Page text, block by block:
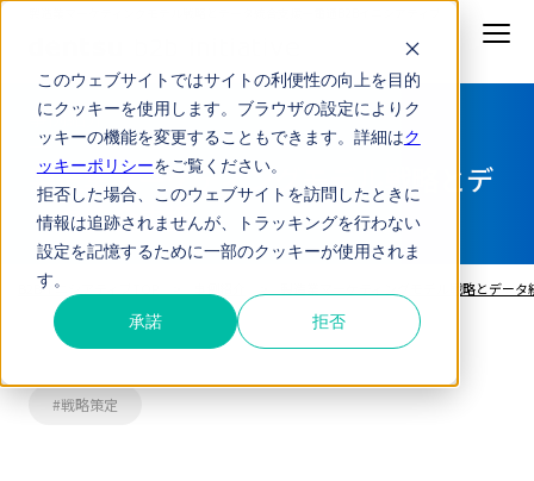
このウェブサイトではサイトの利便性の向上を目的
にクッキーを使用します。ブラウザの設定によりク
ッキーの機能を変更することもできます。詳細はク
ッキーポリシーをご覧ください。
拒否した場合、このウェブサイトを訪問したときに
情報は追跡されませんが、トラッキングを行わない
設定を記憶するために一部のクッキーが使用されま
す。
承諾 拒否
事例紹介
製造業マーケティングモデル戦略とデ
ータ統合支援
B2BイニシアティブTOP 製造業マーケティングモデル戦略とデータ
#製造業・メーカー #データ統合 #EC
#戦略策定